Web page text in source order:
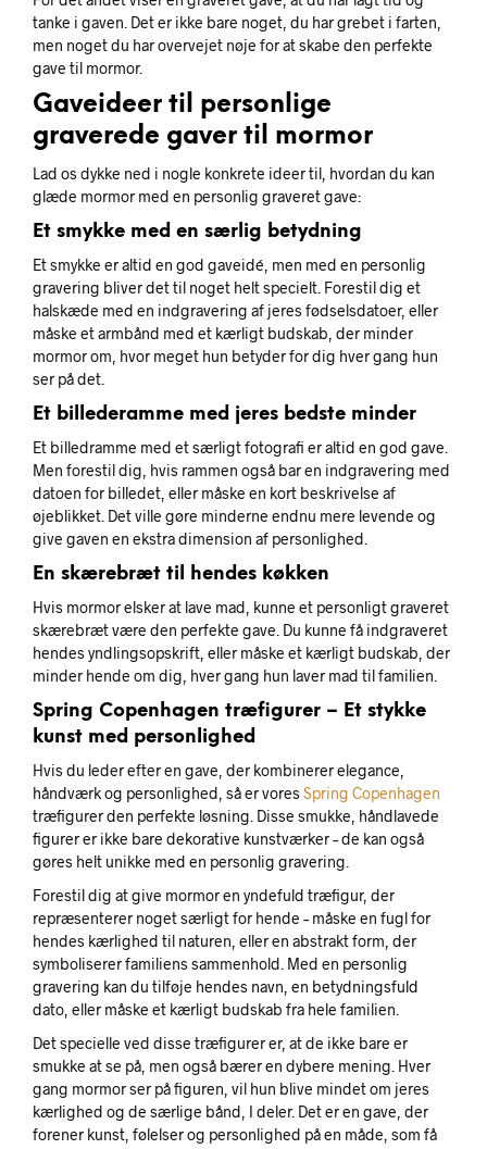
tanke i gaven. Det er ikke bare noget, du har grebet i farten,
men noget du har overvejet nøje for at skabe den perfekte
gave til mormor.
Gaveideer til personlige
graverede gaver til mormor
Lad os dykke ned i nogle konkrete ideer til, hvordan du kan
glæde mormor med en personlig graveret gave:
Et smykke med en særlig betydning
Et smykke er altid en god gaveidé, men med en personlig
gravering bliver det til noget helt specielt. Forestil dig et
halskæde med en indgravering af jeres fødselsdatoer, eller
måske et armbånd med et kærligt budskab, der minder
mormor om, hvor meget hun betyder for dig hver gang hun
ser på det.
Et billederamme med jeres bedste minder
Et billedramme med et særligt fotografi er altid en god gave.
Men forestil dig, hvis rammen også bar en indgravering med
datoen for billedet, eller måske en kort beskrivelse af
øjeblikket. Det ville gøre minderne endnu mere levende og
give gaven en ekstra dimension af personlighed.
En skærebræt til hendes køkken
Hvis mormor elsker at lave mad, kunne et personligt graveret
skærebræt være den perfekte gave. Du kunne få indgraveret
hendes yndlingsopskrift, eller måske et kærligt budskab, der
minder hende om dig, hver gang hun laver mad til familien.
Spring Copenhagen træfigurer – Et stykke
kunst med personlighed
Hvis du leder efter en gave, der kombinerer elegance,
håndværk og personlighed, så er voresSpring Copenhagen
træfigurer den perfekte løsning. Disse smukke, håndlavede
figurer er ikke bare dekorative kunstværker – de kan også
gøres helt unikke med en personlig gravering.
Forestil dig at give mormor en yndefuld træfigur, der
repræsenterer noget særligt for hende – måske en fugl for
hendes kærlighed til naturen, eller en abstrakt form, der
symboliserer familiens sammenhold. Med en personlig
gravering kan du tilføje hendes navn, en betydningsfuld
dato, eller måske et kærligt budskab fra hele familien.
Det specielle ved disse træfigurer er, at de ikke bare er
smukke at se på, men også bærer en dybere mening. Hver
gang mormor ser på figuren, vil hun blive mindet om jeres
kærlighed og de særlige bånd, I deler. Det er en gave, der
forener kunst, følelser og personlighed på en måde, som få